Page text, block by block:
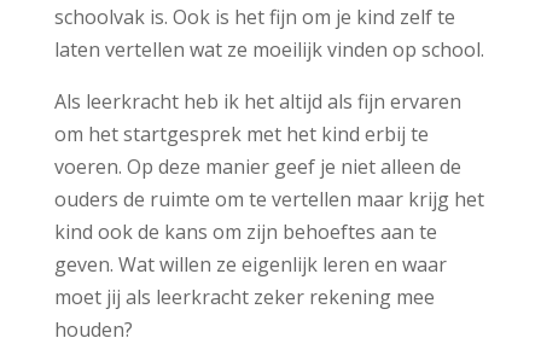
schoolvak is. Ook is het fijn om je kind zelf te
laten vertellen wat ze moeilijk vinden op school.
Als leerkracht heb ik het altijd als fijn ervaren
om het startgesprek met het kind erbij te
voeren. Op deze manier geef je niet alleen de
ouders de ruimte om te vertellen maar krijg het
kind ook de kans om zijn behoeftes aan te
geven. Wat willen ze eigenlijk leren en waar
moet jij als leerkracht zeker rekening mee
houden?